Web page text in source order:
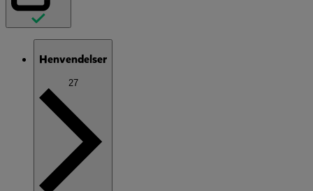
Henvendelser
27